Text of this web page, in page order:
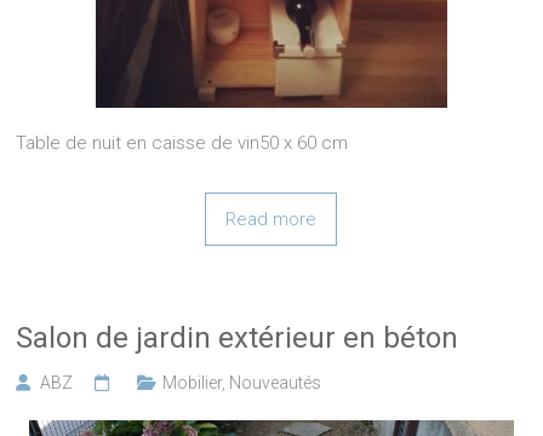
Table de nuit en caisse de vin50 x 60 cm
Read more
Salon de jardin extérieur en béton
ABZ Mobilier, Nouveautés